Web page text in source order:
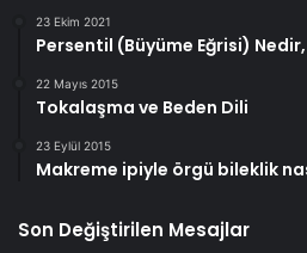
23 Ekim 2021
Persentil (Büyüme Eğrisi) Nedir,
22 Mayıs 2015
Tokalaşma ve Beden Dili
23 Eylül 2015
Makreme ipiyle örgü bileklik
Son Değiştirilen Mesajlar